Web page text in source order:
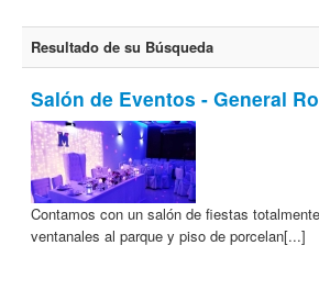
Resultado de su Búsqueda
Salón de Eventos - General
Contamos con un salón de fiestas
ventanales al parque y piso de porcelan[...]